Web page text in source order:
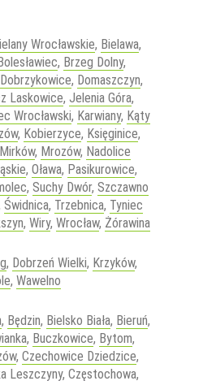
Wrocławskie, Bielawa,
, Brzeg Dolny,
Dobrzykowice, Domaszczyn,
Laskowice, Jelenia Góra,
Wrocławski, Karwiany, Kąty
, Kobierzyce, Księginice,
Mirków, Mrozów, Nadolice
, Oława, Pasikurowice,
, Suchy Dwór, Szczawno
Świdnica, Trzebnica, Tyniec
, Wiry, Wrocław, Żórawina
, Dobrzeń Wielki, Krzyków,
, Wawelno
, Będzin, Bielsko Biała, Bieruń,
, Buczkowice, Bytom,
, Czechowice Dziedzice,
Leszczyny, Częstochowa,